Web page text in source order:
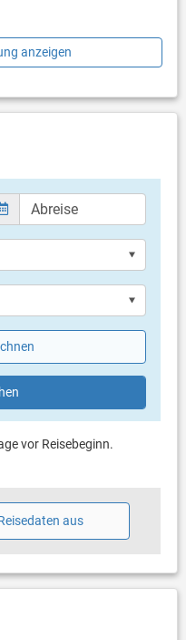
€ pro Tag / pro
anzeigen
vor Reisebeginn.
aus